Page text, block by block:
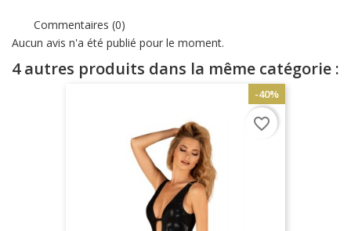
Commentaires (0)
Aucun avis n'a été publié pour le moment.
4 autres produits dans la même catégorie :
-40%
favorite_border